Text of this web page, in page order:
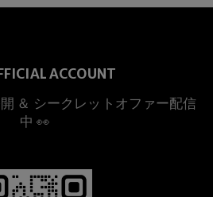
ACCOUNT
＆ シークレットオファー配信
中 👀